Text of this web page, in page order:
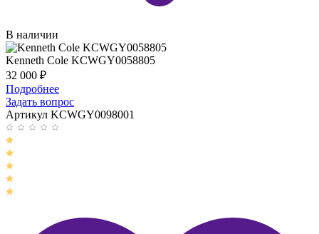
В наличии
Kenneth Cole KCWGY0058805
32 000 ₽
Подробнее
Задать вопрос
Артикул KCWGY0098001